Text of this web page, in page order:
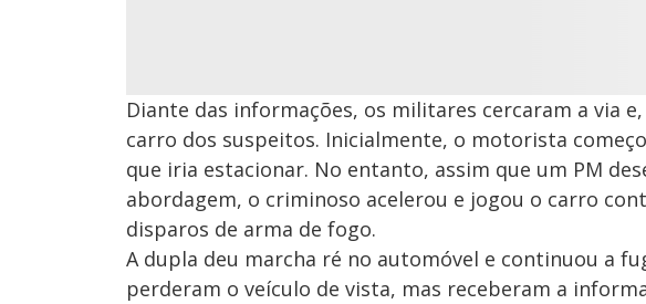
Diante das informações, os militares cercaram a via
carro dos suspeitos. Inicialmente, o motorista
que iria estacionar. No entanto, assim que um PM
abordagem, o criminoso acelerou e jogou o carro
disparos de arma de fogo.
A dupla deu marcha ré no automóvel e continuou a
perderam o veículo de vista, mas receberam a